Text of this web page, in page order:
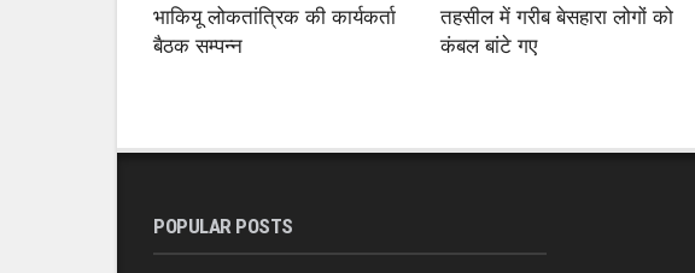
भाकियू लोकतांत्रिक की कार्यकर्ता
बैठक सम्पन्न
तहसील में गरीब बेसहारा लोगों को
कंबल बांटे गए
POPULAR POSTS